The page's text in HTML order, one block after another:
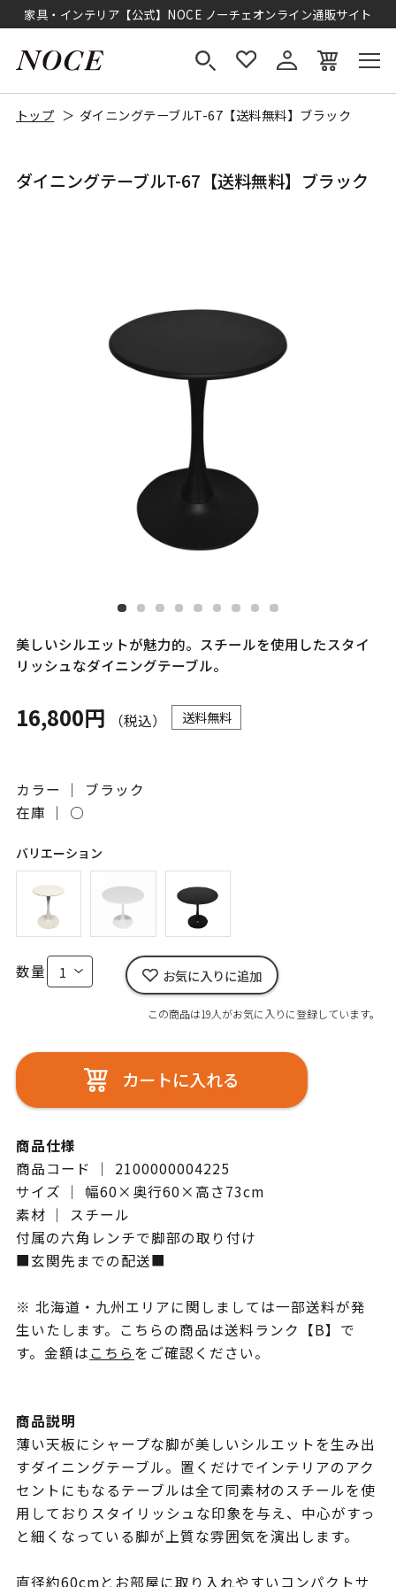
家具・インテリア【公式】NOCE ノーチェオンライン通販サイト
トップ ダイニングテーブルT-67【送料無料】ブラック
ダイニングテーブルT-67【送料無料】ブラック
美しいシルエットが魅力的。スチールを使用したスタイ
リッシュなダイニングテーブル。
16,800円 （税込） 送料無料
カラー ｜ ブラック
在庫 ｜ ○
バリエーション
数量 お気に入りに追加
この商品は19人がお気に入りに登録しています。
カートに入れる
商品仕様
商品コード ｜ 2100000004225
サイズ ｜ 幅60×奥行60×高さ73cm
素材 ｜ スチール
付属の六角レンチで脚部の取り付け
■玄関先までの配送■
※ 北海道・九州エリアに関しましては一部送料が発
生いたします。こちらの商品は送料ランク【B】で
す。金額はこちらをご確認ください。
商品説明
薄い天板にシャープな脚が美しいシルエットを生み出
すダイニングテーブル。置くだけでインテリアのアク
セントにもなるテーブルは全て同素材のスチールを使
用しておりスタイリッシュな印象を与え、中心がすっ
と細くなっている脚が上質な雰囲気を演出します。
直径約60cmとお部屋に取り入れやすいコンパクトサ